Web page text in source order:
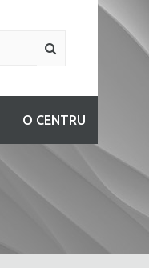
O CENTRU